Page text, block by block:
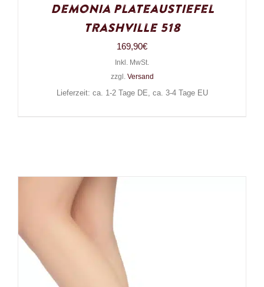
Demonia Plateaustiefel
Trashville 518
169,90€
Inkl. MwSt.
zzgl. Versand
Lieferzeit: ca. 1-2 Tage DE, ca. 3-4 Tage EU